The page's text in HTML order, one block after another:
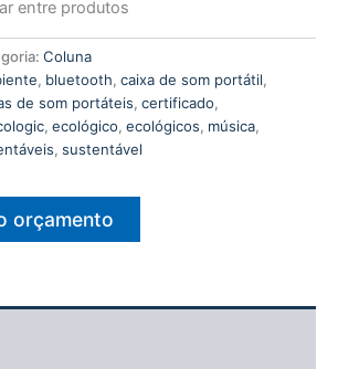
entre produtos
Coluna
, bluetooth, caixa de som portátil,
de som portáteis, certificado,
, ecológico, ecológicos, música,
, sustentável
orçamento